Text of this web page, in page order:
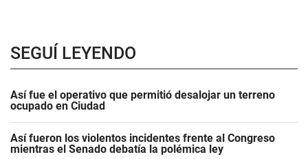
SEGUÍ LEYENDO
Así fue el operativo que permitió desalojar un terreno
ocupado en Ciudad
Así fueron los violentos incidentes frente al Congreso
mientras el Senado debatía la polémica ley